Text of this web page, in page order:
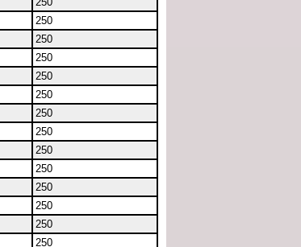
250
250
250
250
250
250
250
250
250
250
250
250
250